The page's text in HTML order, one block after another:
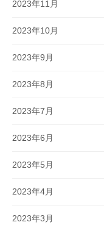
2023年11月
2023年10月
2023年9月
2023年8月
2023年7月
2023年6月
2023年5月
2023年4月
2023年3月